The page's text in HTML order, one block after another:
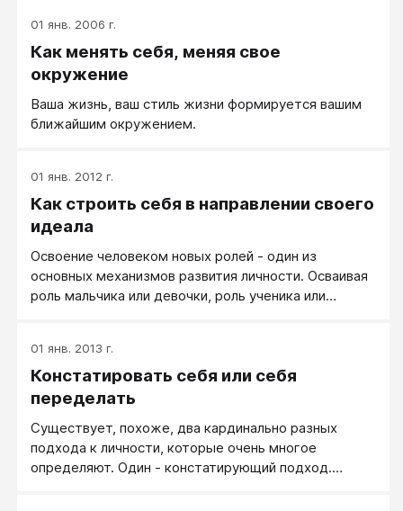
01 янв. 2006 г.
Как менять себя, меняя свое
окружение
Ваша жизнь, ваш стиль жизни формируется вашим
ближайшим окружением.
01 янв. 2012 г.
Как строить себя в направлении своего
идеала
Освоение человеком новых ролей - один из
основных механизмов развития личности. Осваивая
роль мальчика или девочки, роль ученика или
но в собранном виде имеет уже новые качества,
давая человеку ранее несвойственный ему статус,
права и обязанности, интересы и ценности, голос и
01 янв. 2013 г.
Констатировать себя или себя
переделать
Существует, похоже, два кардинально разных
подхода к личности, которые очень многое
определяют. Один - констатирующий подход.